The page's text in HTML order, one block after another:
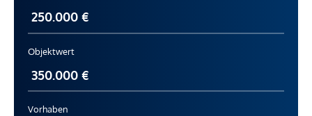
Objektwert
Vorhaben